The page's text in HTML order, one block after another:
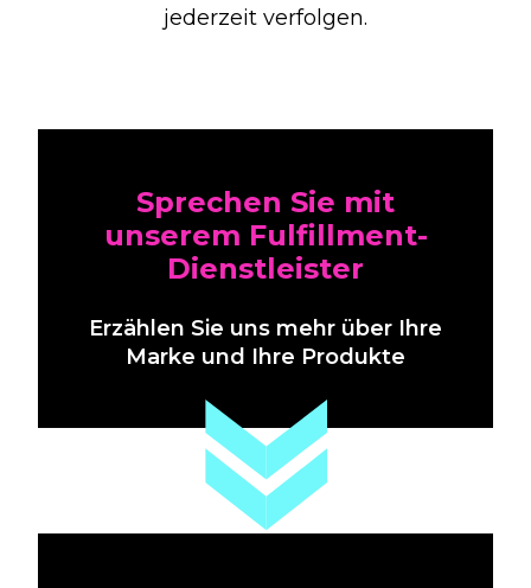
jederzeit verfolgen.
Sprechen Sie mit
unserem Fulfillment-
Dienstleister
Erzählen Sie uns mehr über Ihre
Marke und Ihre Produkte